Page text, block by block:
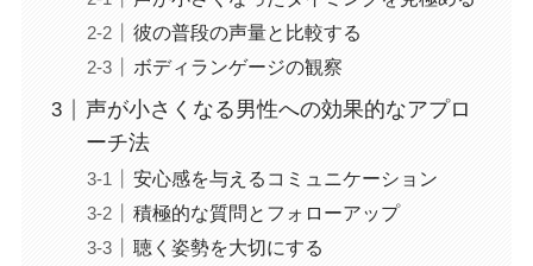
彼の普段の声量と比較する
ボディランゲージの観察
声が小さくなる男性への効果的なアプロ
ーチ法
安心感を与えるコミュニケーション
積極的な質問とフォローアップ
聴く姿勢を大切にする